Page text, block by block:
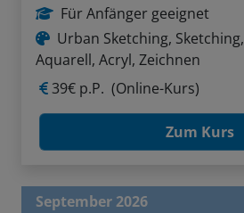
Für Anfänger geeignet
Urban Sketching, Sketching,
Aquarell, Acryl, Zeichnen
39€ p.P. (Online-Kurs)
Zum Kurs
September 2026